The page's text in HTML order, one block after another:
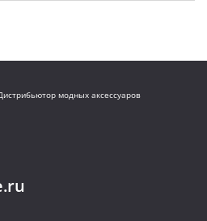
модных аксессуаров